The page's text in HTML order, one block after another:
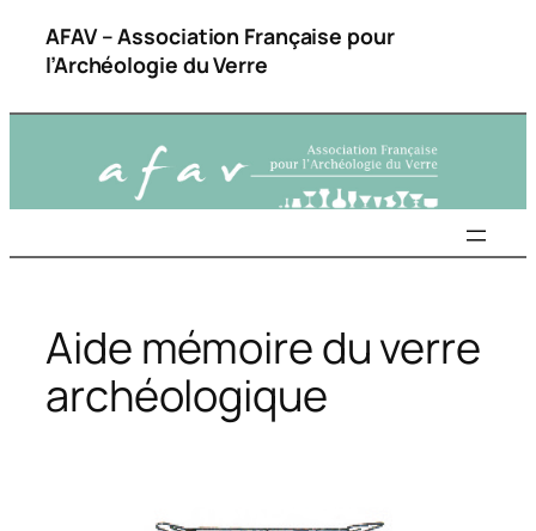
Aller
contenu
AFAV – Association Française pour
l’Archéologie du Verre
Aide mémoire du verre
archéologique